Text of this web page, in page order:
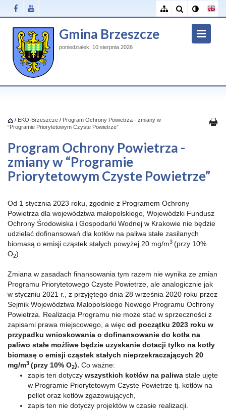
Gmina Brzeszcze
poniedziałek, 10 sierpnia 2026
/ EKO-Brzeszcze / Program Ochrony Powietrza - zmiany w
“Programie Priorytetowym Czyste Powietrze”
Program Ochrony Powietrza -
zmiany w “Programie
Priorytetowym Czyste Powietrze”
Od 1 stycznia 2023 roku, zgodnie z Programem Ochrony
Powietrza dla województwa małopolskiego, Wojewódzki Fundusz
Ochrony Środowiska i Gospodarki Wodnej w Krakowie nie będzie
udzielać dofinansowań dla kotłów na paliwa stałe zasilanych
biomasą o emisji cząstek stałych powyżej 20 mg/m3 (przy 10%
O2).
Zmiana w zasadach finansowania tym razem nie wynika ze zmian
Programu Priorytetowego Czyste Powietrze, ale analogicznie jak
w styczniu 2021 r., z przyjętego dnia 28 września 2020 roku przez
Sejmik Województwa Małopolskiego Nowego Programu Ochrony
Powietrza. Realizacja Programu nie może stać w sprzeczności z
zapisami prawa miejscowego, a więc od początku 2023 roku w
przypadku wnioskowania o dofinansowanie do kotła na
paliwo stałe możliwe będzie uzyskanie dotacji tylko na kotły
biomasę o emisji cząstek stałych nieprzekraczających 20
mg/m3 (przy 10% O2). Co ważne:
zapis ten dotyczy wszystkich kotłów na paliwa stałe ujęte
w Programie Priorytetowym Czyste Powietrze tj. kotłów na
pellet oraz kotłów zgazowujących,
zapis ten nie dotyczy projektów w czasie realizacji.